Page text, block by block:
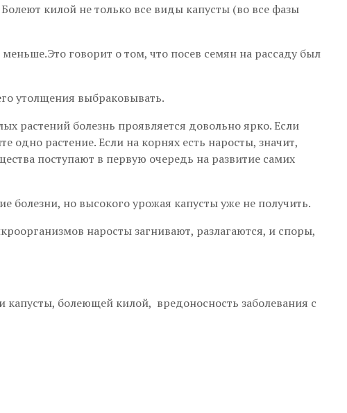
килой не только все виды капусты (во все фазы
говорит о том, что посев семян на рассаду был
утолщения выбраковывать.
растений болезнь проявляется довольно ярко. Если
одно растение. Если на корнях есть наросты, значит,
поступают в первую очередь на развитие самих
болезни, но высокого урожая капусты уже не получить.
наросты загнивают, разлагаются, и споры,
болеющей килой, вредоносность заболевания с